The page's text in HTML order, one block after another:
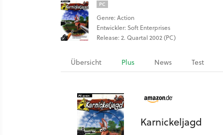
PC
Genre: Action
Entwickler: Soft Enterprises
Release: 2. Quartal 2002 (PC)
Übersicht Plus News Test
Karnickeljagd